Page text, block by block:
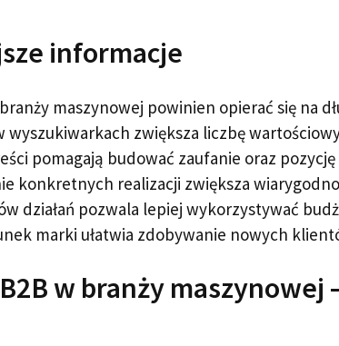
informacje
maszynowej powinien opierać się na
wyszukiwarkach zwiększa liczbę
pomagają budować zaufanie oraz
konkretnych realizacji zwiększa
działań pozwala lepiej wykorzystywać
marki ułatwia zdobywanie nowych
w branży maszynowej